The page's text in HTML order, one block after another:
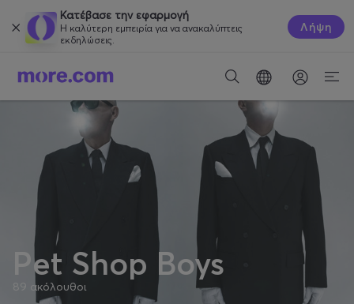
Κατέβασε την εφαρμογή
Η καλύτερη εμπειρία για να ανακαλύπτεις
εκδηλώσεις.
Λήψη
Pet Shop Boys
89 ακόλουθοι